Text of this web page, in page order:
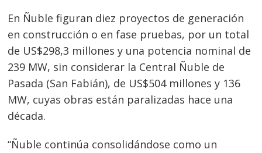
En Ñuble figuran diez proyectos de generación
en construcción o en fase pruebas, por un total
de US$298,3 millones y una potencia nominal de
239 MW, sin considerar la Central Ñuble de
Pasada (San Fabián), de US$504 millones y 136
MW, cuyas obras están paralizadas hace una
década.
“Ñuble continúa consolidándose como un